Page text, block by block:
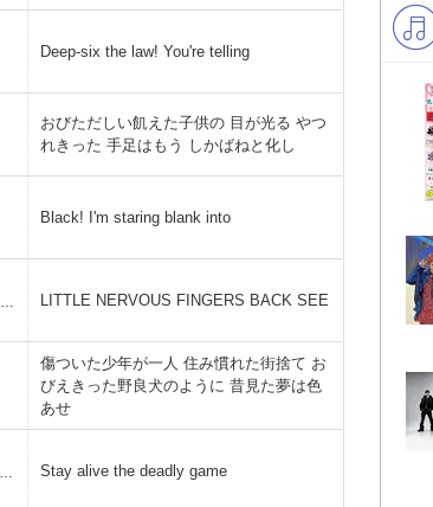
Deep-six the law! You're telling
おびただしい飢えた子供の 目が光る やつ
れきった 手足はもう しかばねと化し
Black! I'm staring blank into
LITTLE NERVOUS FINGERS BACK SEE
傷ついた少年が一人 住み慣れた街捨て お
びえきった野良犬のように 昔見た夢は色
あせ
Stay alive the deadly game